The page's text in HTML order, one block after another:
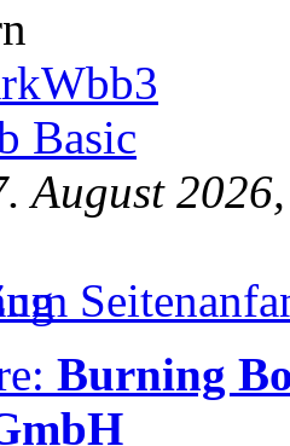
Basic
August
Burning